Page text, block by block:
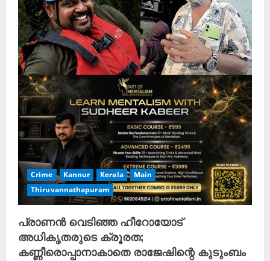
Crime Kannur Kerala
Main
Thiruvannathapuram
പ്രാണൻ വെടിഞ്ഞ ഹീറോയോട്
അധികൃതരുടെ ക്രൂരത;
കണ്ണീരൊപ്പാനാകാതെ രാജേഷിന്റെ കുടുംബം